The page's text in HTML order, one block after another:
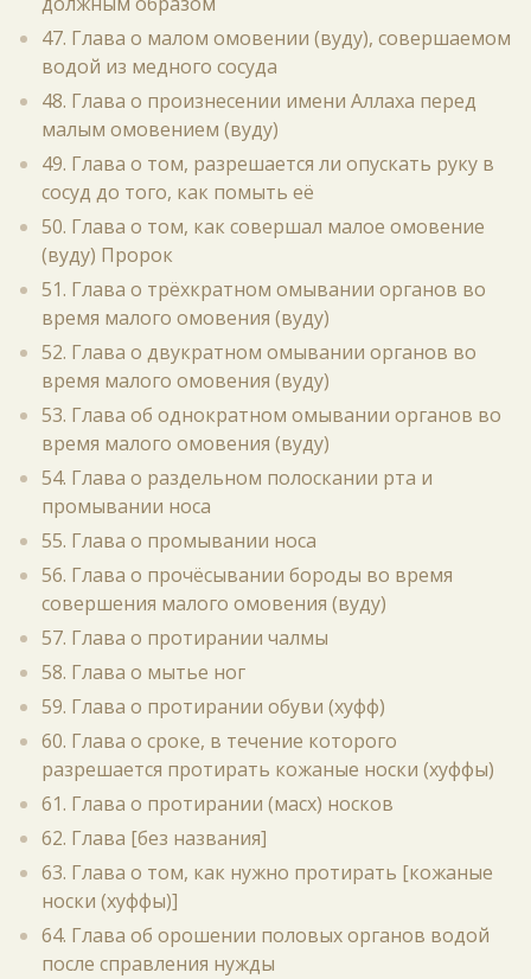
47. Глава о малом омовении (вуду), совершаемом
водой из медного сосуда
48. Глава о произнесении имени Аллаха перед
малым омовением (вуду)
49. Глава о том, разрешается ли опускать руку в
сосуд до того, как помыть её
50. Глава о том, как совершал малое омовение
(вуду) Пророк
51. Глава о трёхкратном омывании органов во
время малого омовения (вуду)
52. Глава о двукратном омывании органов во
время малого омовения (вуду)
53. Глава об однократном омывании органов во
время малого омовения (вуду)
54. Глава о раздельном полоскании рта и
промывании носа
55. Глава о промывании носа
56. Глава о прочёсывании бороды во время
совершения малого омовения (вуду)
57. Глава о протирании чалмы
58. Глава о мытье ног
59. Глава о протирании обуви (хуфф)
60. Глава о сроке, в течение которого
разрешается протирать кожаные носки (хуффы)
61. Глава о протирании (масх) носков
62. Глава [без названия]
63. Глава о том, как нужно протирать [кожаные
носки (хуффы)]
64. Глава об орошении половых органов водой
после справления нужды